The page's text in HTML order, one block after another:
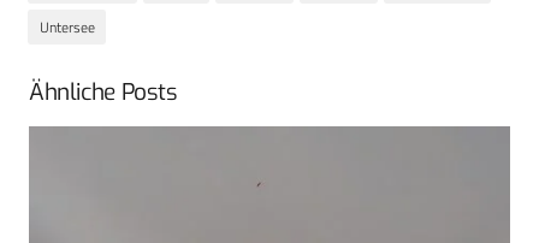
Untersee
Ähnliche Posts